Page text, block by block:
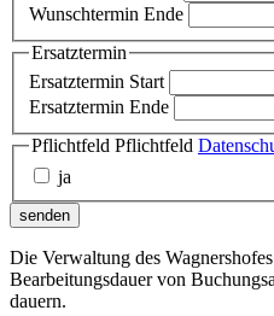
Wunschtermin Ende
Ersatztermin
Ersatztermin Start
Ersatztermin Ende
Pflichtfeld Pflichtfeld
ja
senden
Die Verwaltung des
Bearbeitungsdauer von
dauern.